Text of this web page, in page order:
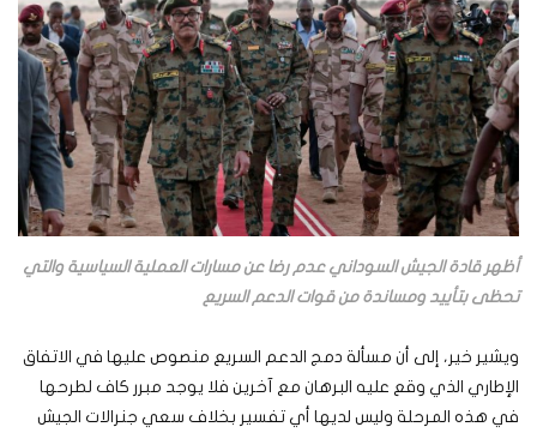
أظهر قادة الجيش السوداني عدم رضا عن مسارات العملية السياسية والتي
تحظى بتأييد ومساندة من قوات الدعم السريع
ويشير خير، إلى أن مسألة دمج الدعم السريع منصوص عليها في الاتفاق
الإطاري الذي وقع عليه البرهان مع آخرين فلا يوجد مبرر كاف لطرحها
في هذه المرحلة وليس لديها أي تفسير بخلاف سعي جنرالات الجيش